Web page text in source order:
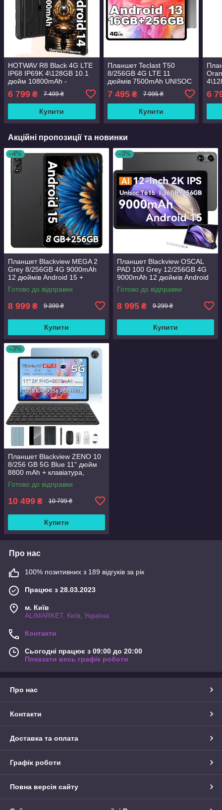
HOTWAV R8 Black 4G LTE
IP68 IP69K 4\128GB 10.1
дюйм 10800mAh -
6 799 ₴ 7 499 ₴
Купити
Планшет Teclast T50
8/256GB 4G LTE 11
дюймів 7500mAh UNISOC
7 495₴ 7 995 ₴
Купити
6
Акційні пропозиції та новинки
–4%
Планшет Blackview MEGA 2
Grey 8/256GB 4G 9000mAh
12 дюймів Android 15 +
чохол, скло, стілус
Готово до відправки
8 999 ₴ 9 399 ₴
Купити
–3%
Планшет Blackview OSCAL
PAD 100 Grey 12/256GB 4G
9000mAh 12 дюймів Android
15 + чохол, скло, стілус
Готово до відправки
8 995 ₴ 9 299 ₴
Купити
–3%
Планшет Blackview ZENO 10
8/256 GB 5G Blue 11" дюйм
8800 mAh + клавіатура,
миша, стилус, чохол,
навушники, скло
Готово до відправки
10 499 ₴ 10 799 ₴
Купити
Про нас
100% позитивних з 189 відгуків за рік
Працює з 28.03.2023
м. Київ
ALIMARKET, Київ, Україна
Контакти
Сьогодні працює з 09:00 до 20:00
Показати весь графік роботи
Про нас
Контакти
Доставка та оплата
Графік роботи
Повна версія сайту